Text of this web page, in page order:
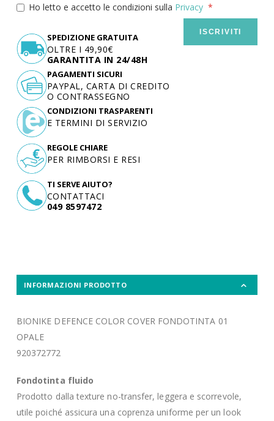
Ho letto e accetto le condizioni sulla Privacy
ISCRIVITI
SPEDIZIONE GRATUITA
OLTRE I 49,90€
GARANTITA IN 24/48H
TI SERVE AIUTO?
CONTATTACI
049 8597472
PAGAMENTI SICURI
PAYPAL, CARTA DI CREDITO
O CONTRASSEGNO
CONDIZIONI TRASPARENTI
E TERMINI DI SERVIZIO
REGOLE CHIARE
PER RIMBORSI E RESI
INFORMAZIONI PRODOTTO
BIONIKE DEFENCE COLOR COVER FONDOTINTA 01
OPALE
920372772
Fondotinta fluido
Prodotto dalla texture no-transfer, leggera e scorrevole,
utile poiché assicura una coprenza uniforme per un look